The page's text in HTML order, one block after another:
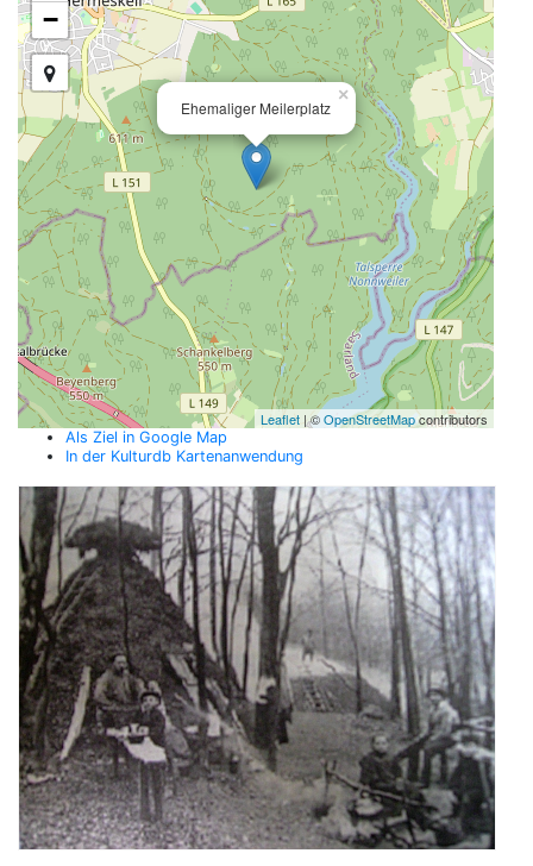
Ehemaliger Meilerplatz
×
−
Leaflet | ©OpenStreetMapcontributors
Als Ziel in Google Map
In der Kulturdb Kartenanwendung